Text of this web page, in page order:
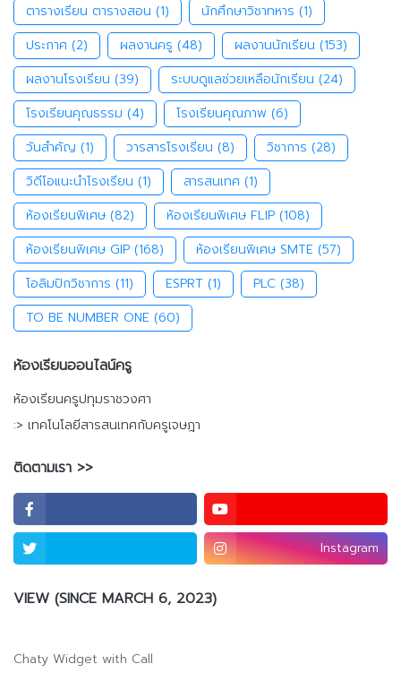
ตารางเรียน ตารางสอน (1) นักศึกษาวิชาทหาร (1)
ประกาศ (2) ผลงานครู (48) ผลงานนักเรียน (153)
ผลงานโรงเรียน (39) ระบบดูแลช่วยเหลือนักเรียน (24)
โรงเรียนคุณธรรม (4) โรงเรียนคุณภาพ (6)
วันสำคัญ (1) วารสารโรงเรียน (8) วิชาการ (28)
วิดีโอแนะนำโรงเรียน (1) สารสนเทศ (1)
ห้องเรียนพิเศษ (82) ห้องเรียนพิเศษ FLIP (108)
ห้องเรียนพิเศษ GIP (168) ห้องเรียนพิเศษ SMTE (57)
โอลิมปิกวิชาการ (11) ESPRT (1) PLC (38)
TO BE NUMBER ONE (60)
ห้องเรียนออนไลน์ครู
ห้องเรียนครูปทุมราชวงศา
:> เทคโนโลยีสารสนเทศกับครูเจษฎา
ติดตามเรา >>
Instagram
VIEW (SINCE MARCH 6, 2023)
Chaty Widget with Call